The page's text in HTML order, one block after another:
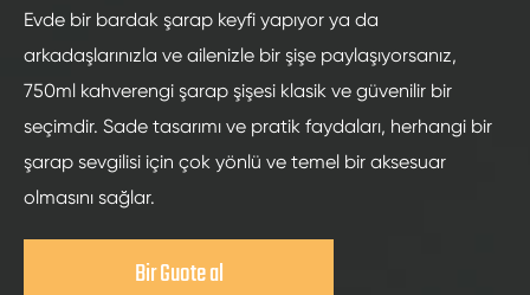
Evde bir bardak şarap keyfi yapıyor ya da
arkadaşlarınızla ve ailenizle bir şişe paylaşıyorsanız,
750ml kahverengi şarap şişesi klasik ve güvenilir bir
seçimdir. Sade tasarımı ve pratik faydaları, herhangi bir
şarap sevgilisi için çok yönlü ve temel bir aksesuar
olmasını sağlar.
Bir Guote al